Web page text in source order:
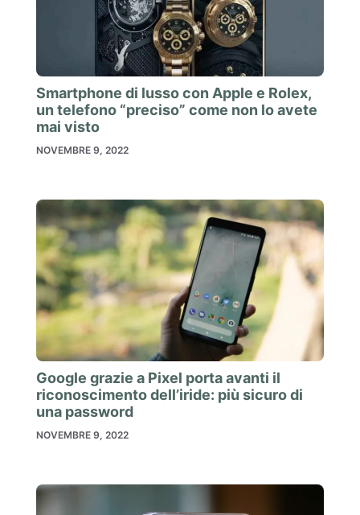
Smartphone di lusso con Apple e Rolex,
un telefono “preciso” come non lo avete
mai visto
NOVEMBRE 9, 2022
Google grazie a Pixel porta avanti il
riconoscimento dell’iride: più sicuro di
una password
NOVEMBRE 9, 2022